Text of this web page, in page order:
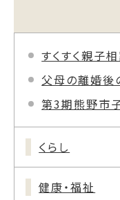
すくすく親子
父母の離婚後の子の養
第3期熊野市
くらし
健康・福祉